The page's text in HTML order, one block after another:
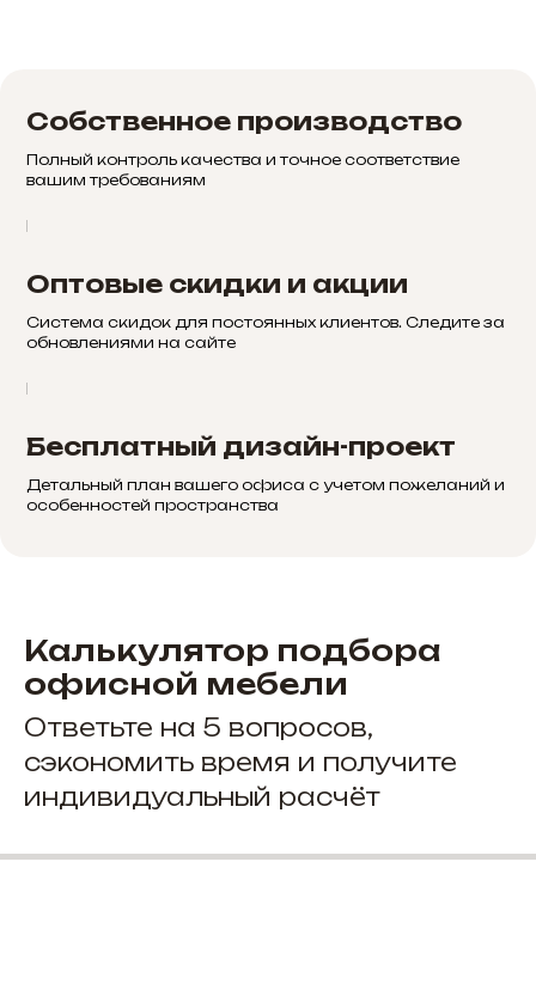
Собственное производство
Полный контроль качества и точное соответствие
вашим требованиям
Оптовые скидки и акции
Система скидок для постоянных клиентов. Следите за
обновлениями на сайте
Бесплатный дизайн-проект
Детальный план вашего офиса с учетом пожеланий и
особенностей пространства
Калькулятор подбора
офисной мебели
Ответьте на 5 вопросов,
сэкономить время и получите
индивидуальный расчёт